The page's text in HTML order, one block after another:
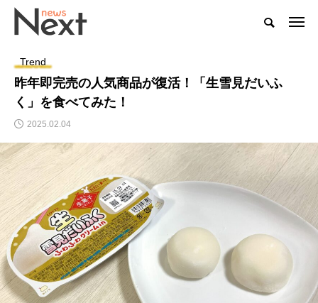
Trend
昨年即完売の人気商品が復活！「生雪見だいふ
く」を食べてみた！
2025.02.04